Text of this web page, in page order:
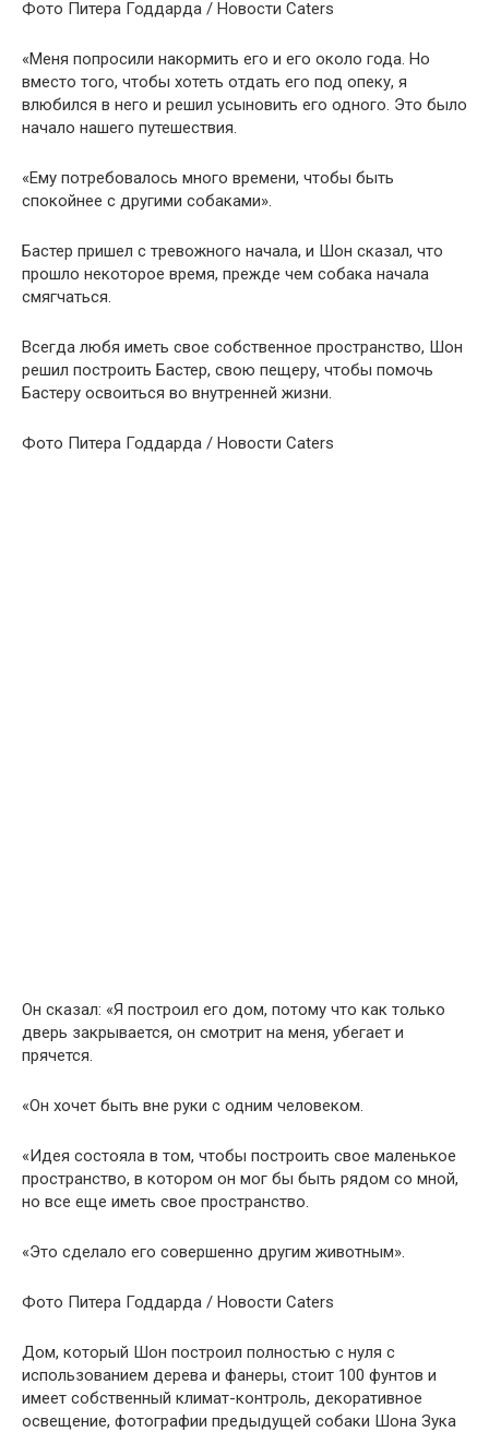
Фото Питера Годдарда / Новости Caters
«Меня попросили накормить его и его около года. Но
вместо того, чтобы хотеть отдать его под опеку, я
влюбился в него и решил усыновить его одного. Это было
начало нашего путешествия.
«Ему потребовалось много времени, чтобы быть
спокойнее с другими собаками».
Бастер пришел с тревожного начала, и Шон сказал, что
прошло некоторое время, прежде чем собака начала
смягчаться.
Всегда любя иметь свое собственное пространство, Шон
решил построить Бастер, свою пещеру, чтобы помочь
Бастеру освоиться во внутренней жизни.
Фото Питера Годдарда / Новости Caters
Он сказал: «Я построил его дом, потому что как только
дверь закрывается, он смотрит на меня, убегает и
прячется.
«Он хочет быть вне руки с одним человеком.
«Идея состояла в том, чтобы построить свое маленькое
пространство, в котором он мог бы быть рядом со мной,
но все еще иметь свое пространство.
«Это сделало его совершенно другим животным».
Фото Питера Годдарда / Новости Caters
Дом, который Шон построил полностью с нуля с
использованием дерева и фанеры, стоит 100 фунтов и
имеет собственный климат-контроль, декоративное
освещение, фотографии предыдущей собаки Шона Зука